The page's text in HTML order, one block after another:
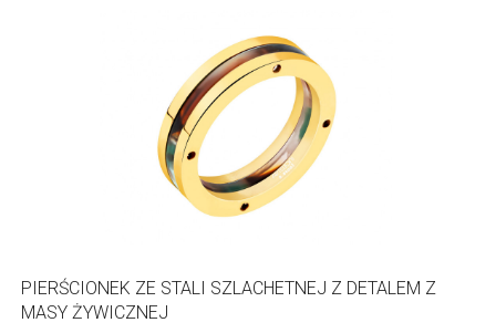
PIERŚCIONEK ZE STALI SZLACHETNEJ Z DETALEM Z
MASY ŻYWICZNEJ